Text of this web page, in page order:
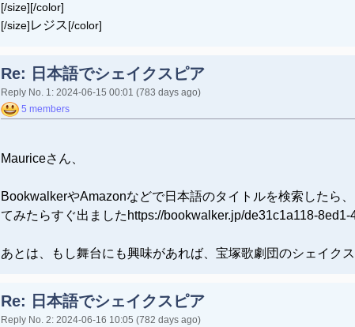
[/size][/color]
[/size]レジス[/color]
Re: 日本語でシェイクスピア
Reply No. 1: 2024-06-15 00:01(783 days ago)
5 members
Mauriceさん、
BookwalkerやAmazonなどで日本語のタイトルを検索したら
てみたらすぐ出ましたhttps://bookwalker.jp/de31c1a118-
あとは、もし舞台にも興味があれば、宝塚歌劇団のシェイク
Re: 日本語でシェイクスピア
Reply No. 2: 2024-06-16 10:05(782 days ago)